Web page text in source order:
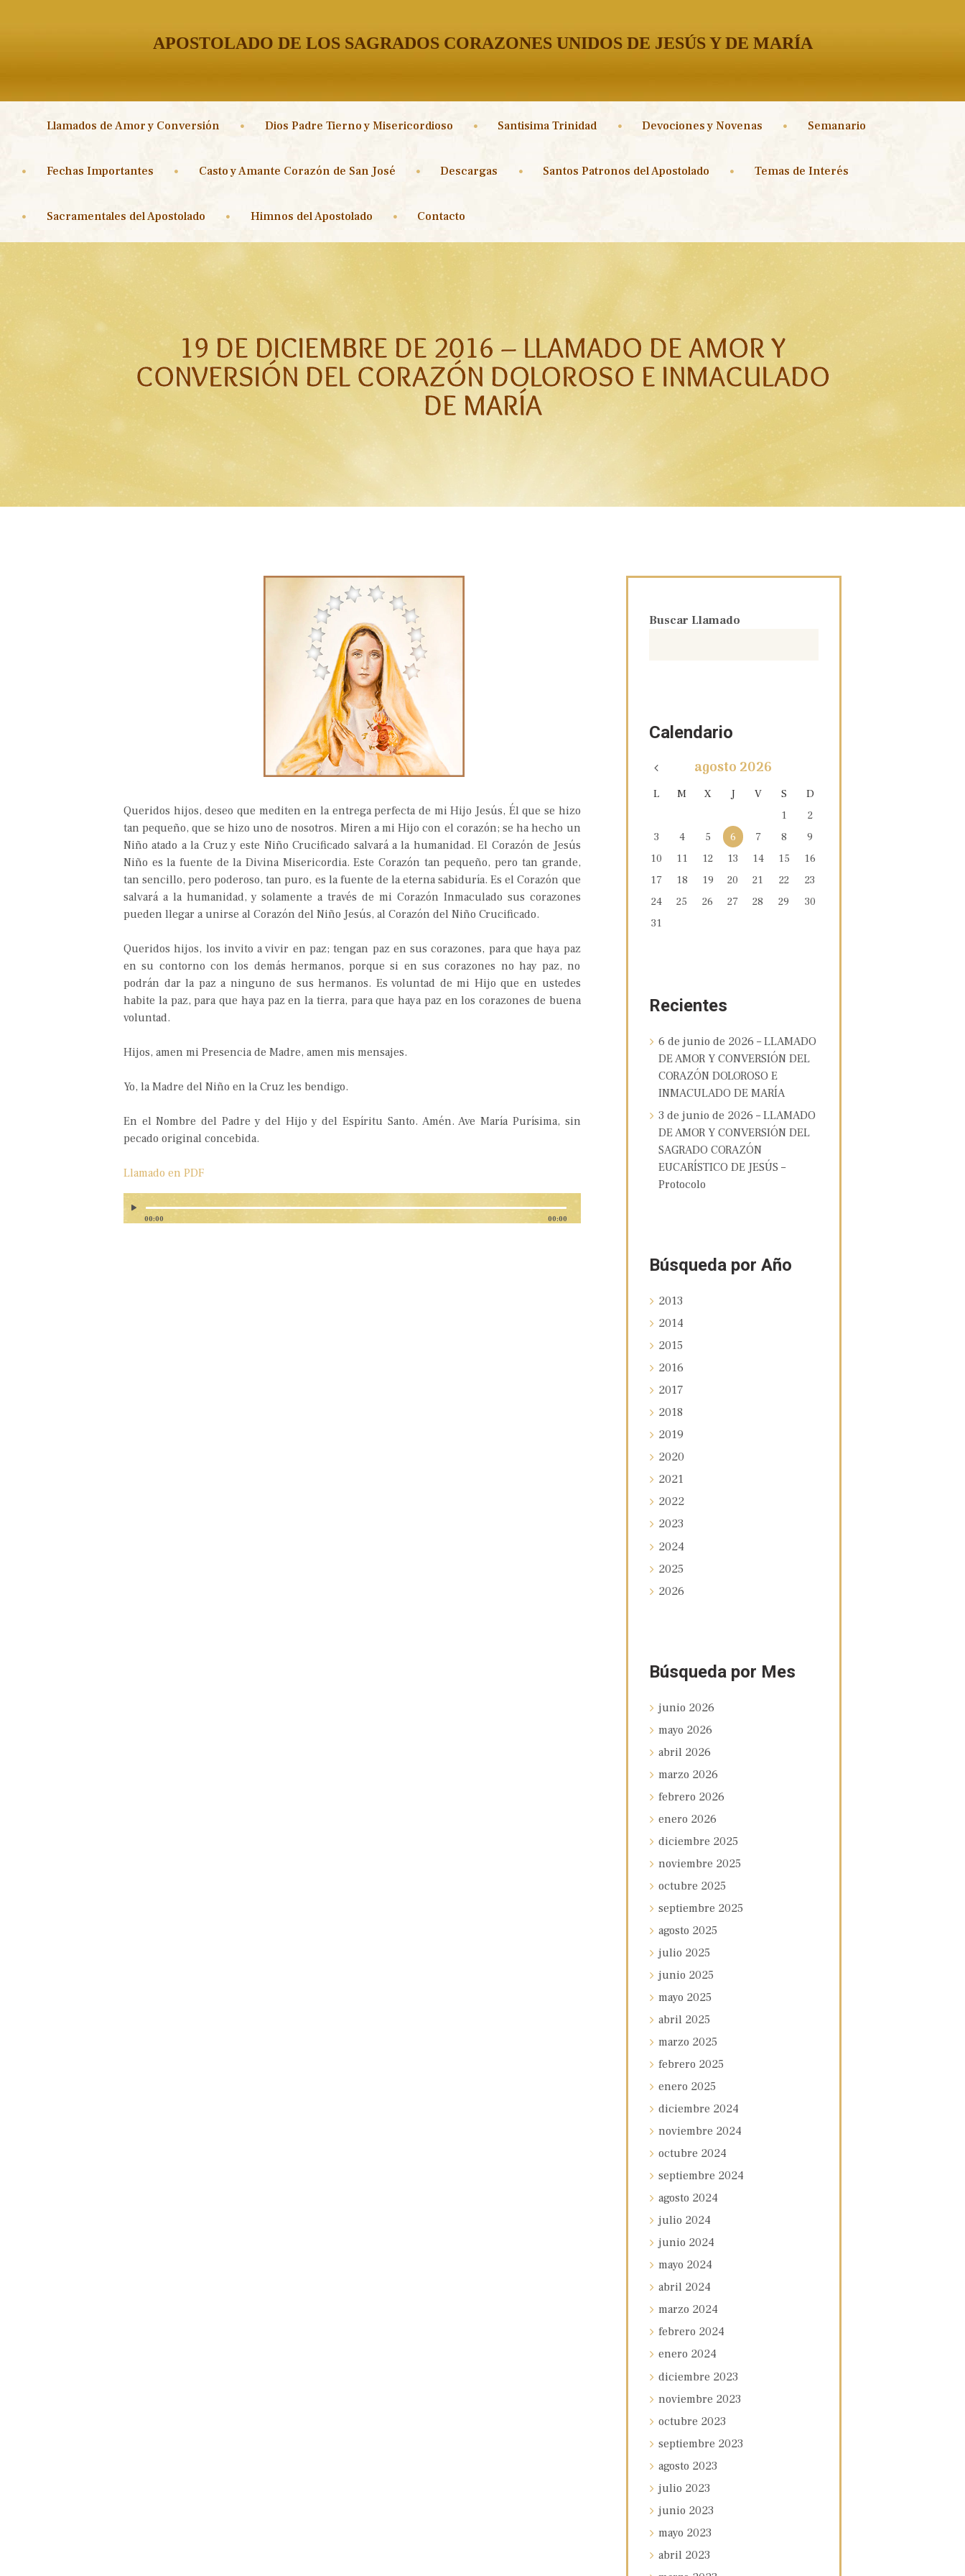
APOSTOLADO DE LOS SAGRADOS CORAZONES UNIDOS DE JESÚS Y DE MARÍA
Llamados de Amor y Conversión Dios Padre Tierno y Misericordioso Santisima Trinidad Devociones y Novenas Semanario
Fechas Importantes Casto y Amante Corazón de San José Descargas Santos Patronos del Apostolado Temas de Interés
Sacramentales del Apostolado Himnos del Apostolado Contacto
19 DE DICIEMBRE DE 2016 – LLAMADO DE AMOR Y
CONVERSIÓN DEL CORAZÓN DOLOROSO E INMACULADO
DE MARÍA
Queridos hijos, deseo que mediten en la entrega perfecta de mi Hijo Jesús, Él que se hizo
tan pequeño, que se hizo uno de nosotros. Miren a mi Hijo con el corazón; se ha hecho un
Niño atado a la Cruz y este Niño Crucificado salvará a la humanidad. El Corazón de Jesús
Niño es la fuente de la Divina Misericordia. Este Corazón tan pequeño, pero tan grande,
tan sencillo, pero poderoso, tan puro, es la fuente de la eterna sabiduría. Es el Corazón que
salvará a la humanidad, y solamente a través de mi Corazón Inmaculado sus corazones
pueden llegar a unirse al Corazón del Niño Jesús, al Corazón del Niño Crucificado.
Queridos hijos, los invito a vivir en paz; tengan paz en sus corazones, para que haya paz
en su contorno con los demás hermanos, porque si en sus corazones no hay paz, no
podrán dar la paz a ninguno de sus hermanos. Es voluntad de mi Hijo que en ustedes
habite la paz, para que haya paz en la tierra, para que haya paz en los corazones de buena
voluntad.
Hijos, amen mi Presencia de Madre, amen mis mensajes.
Yo, la Madre del Niño en la Cruz les bendigo.
En el Nombre del Padre y del Hijo y del Espíritu Santo. Amén. Ave María Purísima, sin
pecado original concebida.
Llamado en PDF
00:00 00:00
Buscar Llamado
Calendario
agosto 2026
L M X J V S
D
1
2
3
4 5 6 7 8
9
10
11 12 13 14 15
16
17
18 19 20 21 22
23
24
25 26 27 28 29
30
31
Recientes
6 de junio de 2026 – LLAMADO
DE AMOR Y CONVERSIÓN DEL
CORAZÓN DOLOROSO E
INMACULADO DE MARÍA
3 de junio de 2026 – LLAMADO
DE AMOR Y CONVERSIÓN DEL
SAGRADO CORAZÓN
EUCARÍSTICO DE JESÚS –
Protocolo
Búsqueda por Año
2013
2014
2015
2016
2017
2018
2019
2020
2021
2022
2023
2024
2025
2026
Búsqueda por Mes
junio 2026
mayo 2026
abril 2026
marzo 2026
febrero 2026
enero 2026
diciembre 2025
noviembre 2025
octubre 2025
septiembre 2025
agosto 2025
julio 2025
junio 2025
mayo 2025
abril 2025
marzo 2025
febrero 2025
enero 2025
diciembre 2024
noviembre 2024
octubre 2024
septiembre 2024
agosto 2024
julio 2024
junio 2024
mayo 2024
abril 2024
marzo 2024
febrero 2024
enero 2024
diciembre 2023
noviembre 2023
octubre 2023
septiembre 2023
agosto 2023
julio 2023
junio 2023
mayo 2023
abril 2023